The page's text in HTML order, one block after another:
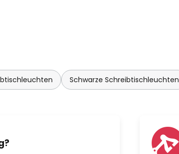
Schwarze Schreibtischleuchten